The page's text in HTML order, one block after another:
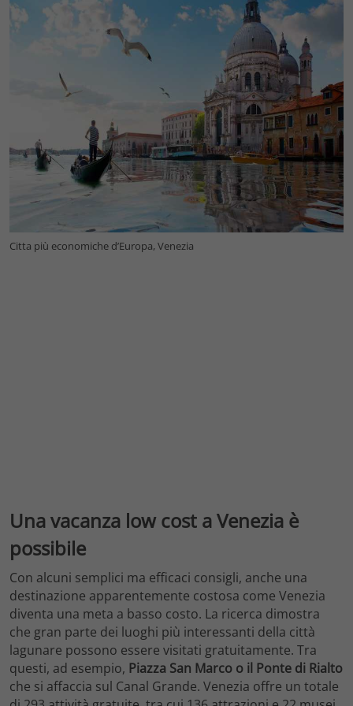
Citta più economiche d’Europa, Venezia
Una vacanza low cost a Venezia è
possibile
Con alcuni semplici ma efficaci consigli, anche una
destinazione apparentemente costosa come Venezia
diventa una meta a basso costo. La ricerca dimostra
che gran parte dei luoghi più interessanti della città
lagunare possono essere visitati gratuitamente. Tra
questi, ad esempio, Piazza San Marco o il Ponte di Rialto
che si affaccia sul Canal Grande. Venezia offre un totale